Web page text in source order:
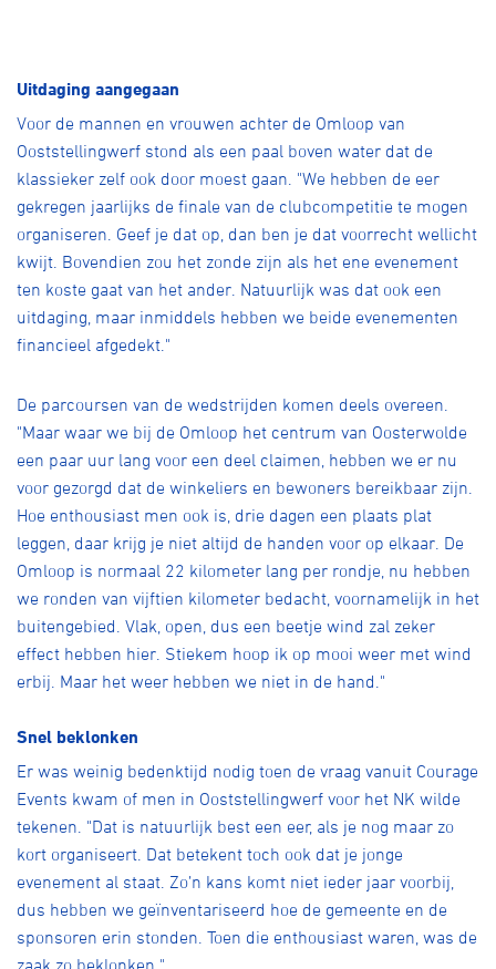
Uitdaging aangegaan
Voor de mannen en vrouwen achter de Omloop van
Ooststellingwerf stond als een paal boven water dat de
klassieker zelf ook door moest gaan. "We hebben de eer
gekregen jaarlijks de finale van de clubcompetitie te mogen
organiseren. Geef je dat op, dan ben je dat voorrecht wellicht
kwijt. Bovendien zou het zonde zijn als het ene evenement
ten koste gaat van het ander. Natuurlijk was dat ook een
uitdaging, maar inmiddels hebben we beide evenementen
financieel afgedekt."
De parcoursen van de wedstrijden komen deels overeen.
"Maar waar we bij de Omloop het centrum van Oosterwolde
een paar uur lang voor een deel claimen, hebben we er nu
voor gezorgd dat de winkeliers en bewoners bereikbaar zijn.
Hoe enthousiast men ook is, drie dagen een plaats plat
leggen, daar krijg je niet altijd de handen voor op elkaar. De
Omloop is normaal 22 kilometer lang per rondje, nu hebben
we ronden van vijftien kilometer bedacht, voornamelijk in het
buitengebied. Vlak, open, dus een beetje wind zal zeker
effect hebben hier. Stiekem hoop ik op mooi weer met wind
erbij. Maar het weer hebben we niet in de hand."
Snel beklonken
Er was weinig bedenktijd nodig toen de vraag vanuit Courage
Events kwam of men in Ooststellingwerf voor het NK wilde
tekenen. "Dat is natuurlijk best een eer, als je nog maar zo
kort organiseert. Dat betekent toch ook dat je jonge
evenement al staat. Zo’n kans komt niet ieder jaar voorbij,
dus hebben we geïnventariseerd hoe de gemeente en de
sponsoren erin stonden. Toen die enthousiast waren, was de
zaak zo beklonken."